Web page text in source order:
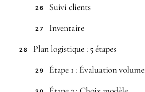
26 Suivi clients
27 Inventaire
28 Plan logistique : 5 étapes
29 Étape 1 : Évaluation volume